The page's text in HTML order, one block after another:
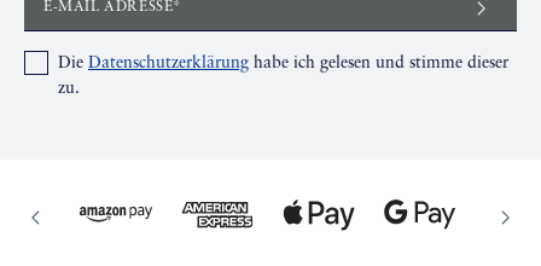
E-MAIL ADRESSE*
Die Datenschutzerklärung habe ich gelesen und stimme dieser
zu.